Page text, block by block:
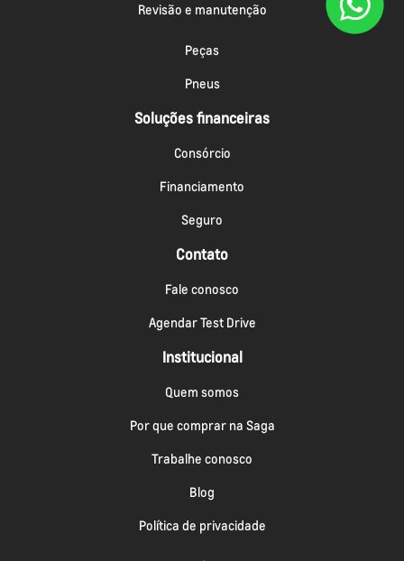
Revisão e manutenção
Peças
Pneus
Soluções financeiras
Consórcio
Financiamento
Seguro
Contato
Fale conosco
Agendar Test Drive
Institucional
Quem somos
Por que comprar na Saga
Trabalhe conosco
Blog
Política de privacidade